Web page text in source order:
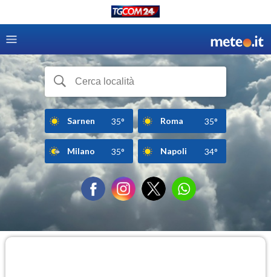
Sarnen 35° Roma 35°
Milano 35° Napoli 34°